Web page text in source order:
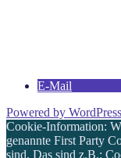
E-Mail
Powered by WordPress
Cookie-Information:
genannte First Party
sind. Das sind z.B.: